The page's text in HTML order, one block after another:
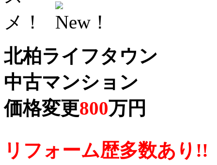
北柏ライフタウン
中古マンション
価格変更800万円
リフォーム歴多数あり!!